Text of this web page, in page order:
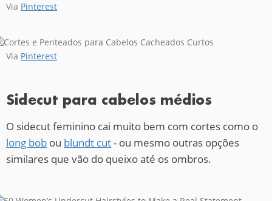
Via Pinterest
Via Pinterest
Sidecut para cabelos médios
O sidecut feminino cai muito bem com cortes como o
long bob ou blundt cut- ou mesmo outras opções
similares que vão do queixo até os ombros.